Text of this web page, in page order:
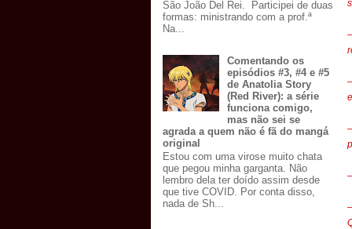
São João Del Rei. Participei de duas
formas: ministrando com a prof.ª
Na...
Comentando os
episódios #3, #4 e #5
de Anatolia Story
(Red River): a série
funciona comigo,
mas não sei se
agrada a quem não é fã do mangá
original
Estou com uma virose muito chata
que pegou minha garganta. Não
lembro dela ter doído assim desde
que tive COVID. Por conta disso,
nada de Sh...